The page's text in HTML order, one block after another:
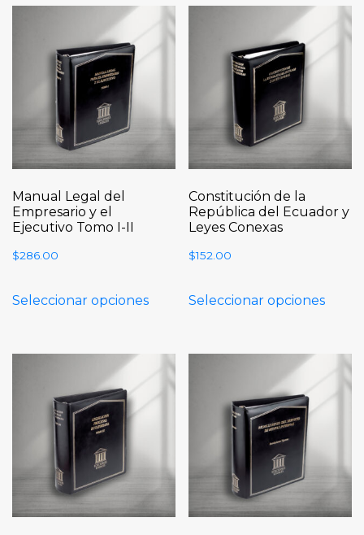
Manual Legal del
Empresario y el
Ejecutivo Tomo I-II
$286.00
Seleccionar opciones
Constitución de la
República del Ecuador y
Leyes Conexas
$152.00
Seleccionar opciones